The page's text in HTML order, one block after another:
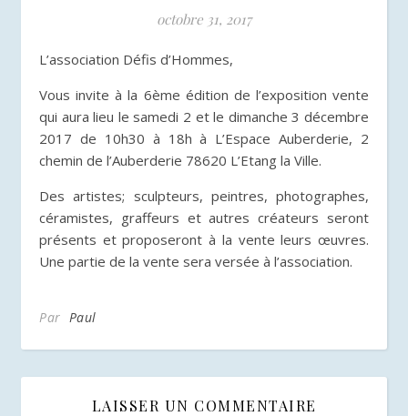
octobre 31, 2017
L’association Défis d’Hommes,
Vous invite à la 6ème édition de l’exposition vente
qui aura lieu le samedi 2 et le dimanche 3 décembre
2017 de 10h30 à 18h à L’Espace Auberderie, 2
chemin de l’Auberderie 78620 L’Etang la Ville.
Des artistes; sculpteurs, peintres, photographes,
céramistes, graffeurs et autres créateurs seront
présents et proposeront à la vente leurs œuvres.
Une partie de la vente sera versée à l’association.
Par Paul
LAISSER UN COMMENTAIRE